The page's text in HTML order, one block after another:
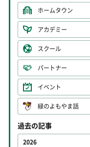
ホームタウン
アカデミー
スクール
パートナー
イベント
緑のよもやま話
過去の記事
2026